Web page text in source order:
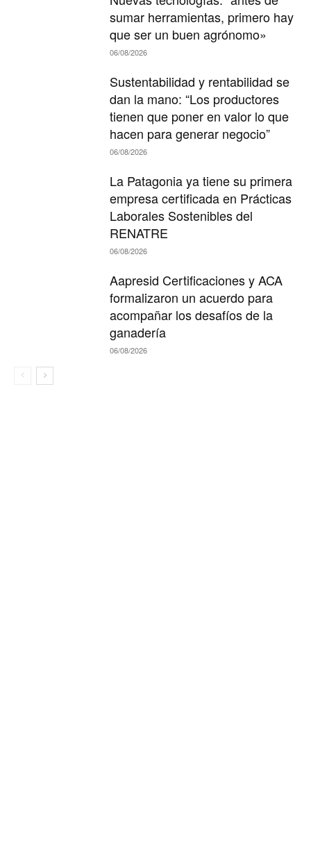
sumar herramientas, primero hay
que ser un buen agrónomo»
06/08/2026
Sustentabilidad y rentabilidad se
dan la mano: “Los productores
tienen que poner en valor lo que
hacen para generar negocio”
06/08/2026
La Patagonia ya tiene su primera
empresa certificada en Prácticas
Laborales Sostenibles del
RENATRE
06/08/2026
Aapresid Certificaciones y ACA
formalizaron un acuerdo para
acompañar los desafíos de la
ganadería
06/08/2026